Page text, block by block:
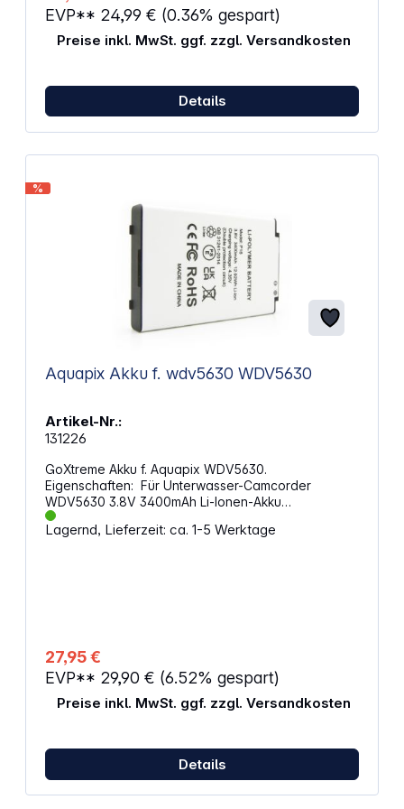
EVP** 24,99 € (0.36% gespart)
Preise inkl. MwSt. ggf. zzgl. Versandkosten
Details
%
Aquapix Akku f. wdv5630 WDV5630
Artikel-Nr.:
131226
GoXtreme Akku f. Aquapix WDV5630.
Eigenschaften: Für Unterwasser-Camcorder
WDV5630 3.8V 3400mAh Li-Ionen-Akku
Lagernd, Lieferzeit: ca. 1-5 Werktage
27,95 €
EVP** 29,90 € (6.52% gespart)
Preise inkl. MwSt. ggf. zzgl. Versandkosten
Details